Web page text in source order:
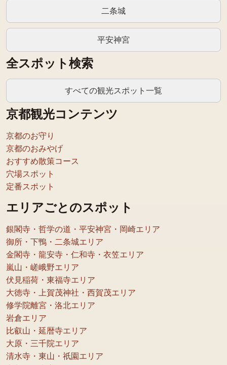
二条城
平安神宮
全スポット検索
すべての観光スポット一覧
京都観光コンテンツ
京都のお守り
京都のおみやげ
おすすめ散策コース
穴場スポット
定番スポット
エリアごとのスポット
銀閣寺・哲学の道・平安神宮・岡崎エリア
御所・下鴨・二条城エリア
金閣寺・龍安寺・仁和寺・衣笠エリア
嵐山・嵯峨野エリア
伏見稲荷・東福寺エリア
大徳寺・上賀茂神社・西賀茂エリア
修学院離宮・洛北エリア
岩倉エリア
比叡山・延暦寺エリア
大原・三千院エリア
清水寺・東山・祇園エリア